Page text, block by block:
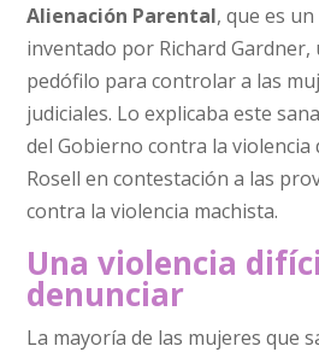
Alienación Parental, que es
inventado por Richard
pedófilo para controlar a las
judiciales. Lo explicaba este
del Gobierno contra la violencia
Rosell en contestación a las
contra la violencia machista.
Una violencia
denunciar
La mayoría de las mujeres que